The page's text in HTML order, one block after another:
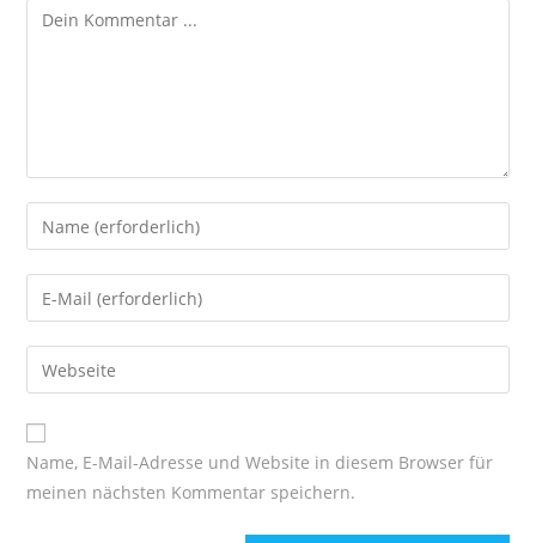
Kommentieren
Gib
deinen
Namen
oder
zum
Kommentieren
ein
Gib
deine
E-
Mail-
zum
Kommentieren
ein
Gib
deine
Website-
URL
Name, E-Mail-Adresse und Website in diesem Browser für
meinen nächsten Kommentar speichern.